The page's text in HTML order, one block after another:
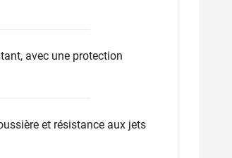
avec une protection
et résistance aux jets